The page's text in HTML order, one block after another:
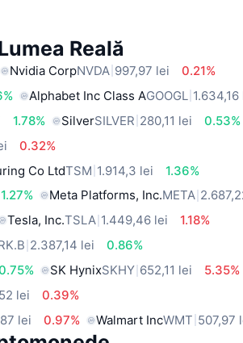
Reală
Nvidia CorpNVDA 997,97 lei
0.21%
Alphabet Inc Class AGOOGL 1.634,16
1.78% SilverSILVER 280,11 lei
0.53%
0.32%
Co LtdTSM 1.914,3 lei
1.36%
1.27% Meta Platforms, Inc.META
Tesla, Inc.TSLA 1.449,46 lei
1.18%
2.387,14 lei
0.86%
SK HynixSKHY 652,11 lei
5.35%
lei
0.39%
lei 0.97% Walmart IncWMT 507,97